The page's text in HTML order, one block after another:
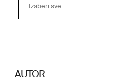
Izaberi sve
AUTOR